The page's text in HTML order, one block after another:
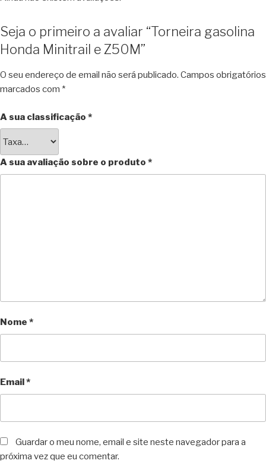
Seja o primeiro a avaliar “Torneira gasolina
Honda Minitrail e Z50M”
O seu endereço de email não será publicado. Campos obrigatórios
marcados com *
A sua classificação *
A sua avaliação sobre o produto *
Nome *
Email*
Guardar o meu nome, email e site neste navegador para a
próxima vez que eu comentar.